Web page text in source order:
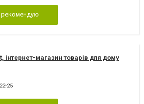
рекомендую
інтернет-магазин товарів для дому
25